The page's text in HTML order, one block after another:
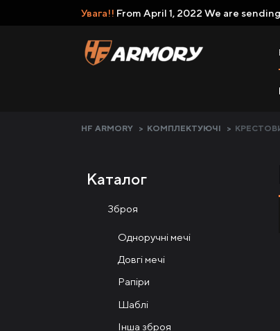
Увага!! From April 1, 2022 We are
HF ARMORY > КОМПЛЕКТУЮЧІ >
Каталог
Зброя
Одноручні мечі
Довгі мечі
Рапіри
Шаблі
Інша зброя